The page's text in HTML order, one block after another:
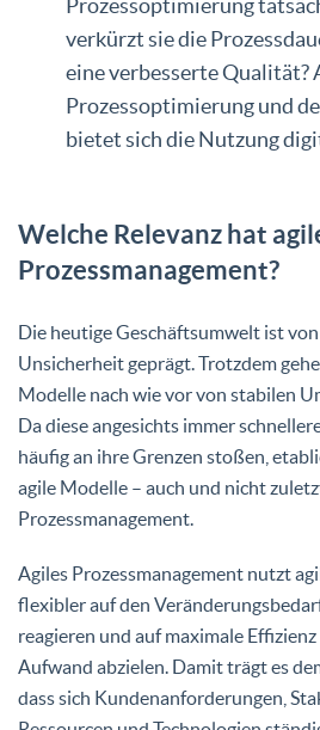
verkürzt sie die
eine verbesserte Qualität?
Prozessoptimierung und
bietet sich die Nutzung
Welche Relevanz hat
Prozessmanagement?
Die heutige Geschäftsumwelt ist
Unsicherheit geprägt. Trotzdem
Modelle nach wie vor von stabilen
Da diese angesichts immer
häufig an ihre Grenzen stoßen,
agile Modelle – auch und nicht
Prozessmanagement.
Agiles Prozessmanagement nutzt
flexibler auf den
reagieren und auf maximale
Aufwand abzielen. Damit trägt es
dass sich Kundenanforderungen,